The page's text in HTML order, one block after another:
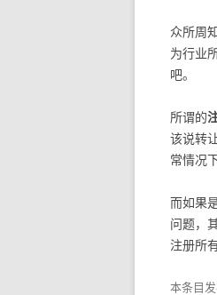
众所周
为行业
吧。
所谓的
该说转
常情况
而如果
问题，
注册所
本条目